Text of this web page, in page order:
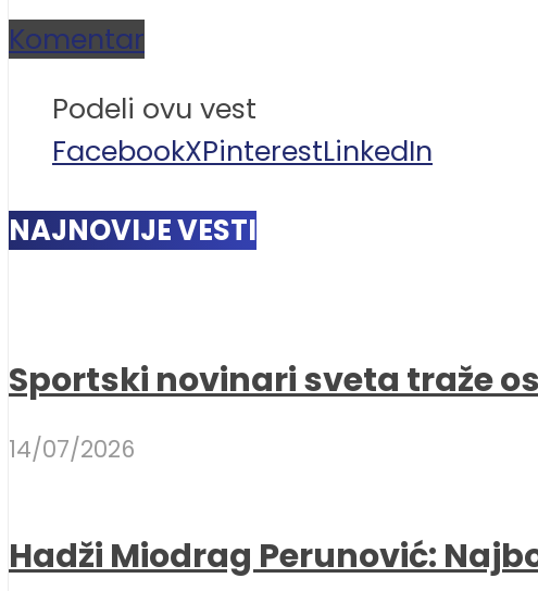
Komentar
Podeli ovu vest
FacebookXPinterestLinkedIn
NAJNOVIJE VESTI
Sportski novinari sveta traže
14/07/2026
Hadži Miodrag Perunović: